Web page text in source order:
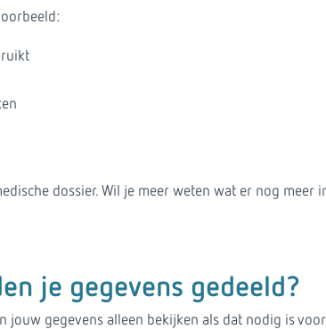
dossier. Wil je meer weten wat er nog meer
je gegevens gedeeld?
jouw gegevens alleen bekijken als dat nodig is